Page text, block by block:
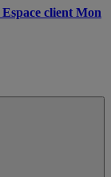
Espace client Mon